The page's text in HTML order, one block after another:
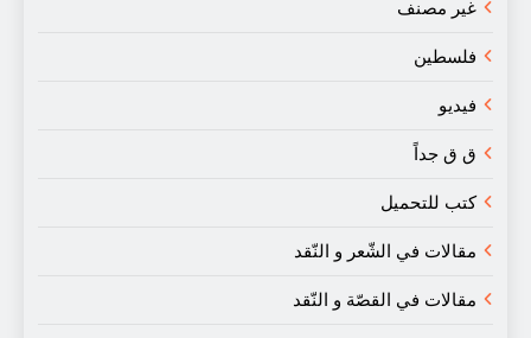
غير مصنف
فلسطين
فيديو
ق ق جداً
كتب للتحميل
مقالات في الشّعر و النّقد
مقالات في القصّة و النّقد